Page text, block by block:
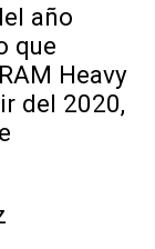
año
que
Heavy
del 2020,